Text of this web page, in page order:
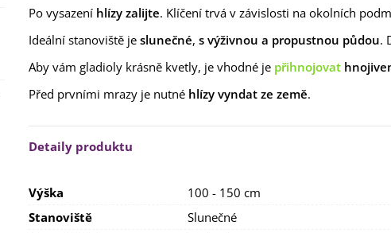
60 Kč 85 Kč -30%
Eukalyptus Baby Blue -
Blahovičník - Eukalyptus...
90 Kč
Po vysazení hlízy zalijte. Klíčení trvá v závislosti na okolních
Ideální stanoviště je slunečné, s výživnou a propustnou půdou.
Aby vám gladioly krásně kvetly, je vhodné je přihnojovat
Před prvními mrazy je nutné hlízy vyndat ze země.
Detaily produktu
Výška
100 - 150 cm
Stanoviště
Slunečné